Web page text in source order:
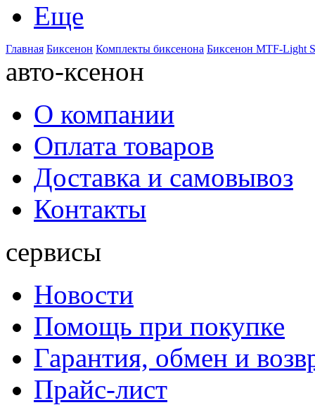
Еще
Главная Биксенон Комплекты биксенона Биксенон MTF-Light
авто-ксенон
О компании
Оплата товаров
Доставка и самовывоз
Контакты
сервисы
Новости
Помощь при покупке
Гарантия, обмен и
Прайс-лист